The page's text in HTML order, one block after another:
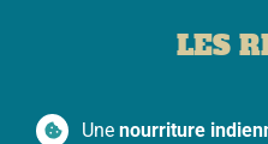
LES
Une nourriture